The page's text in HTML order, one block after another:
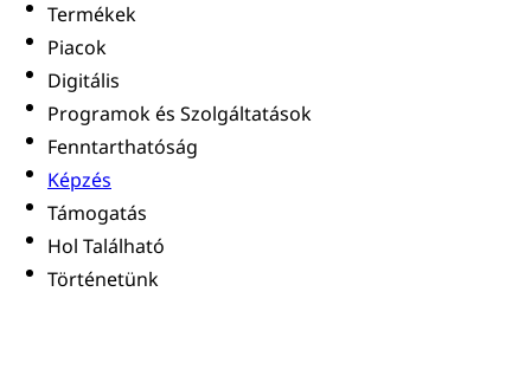
Termékek
Piacok
Digitális
Programok és Szolgáltatások
Fenntarthatóság
Képzés
Támogatás
Hol Található
Történetünk